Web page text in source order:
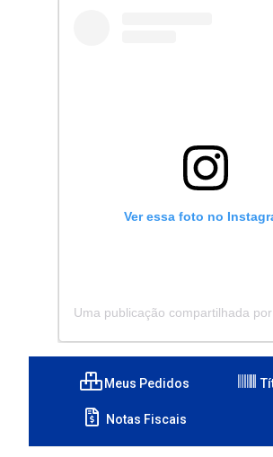
Ver essa foto no
Meus Pedidos
Notas Fiscais